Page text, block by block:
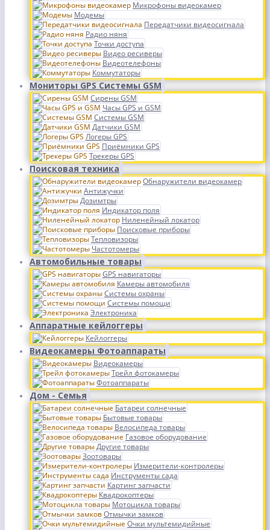
Микрофоны видеокамер
Модемы
Передатчики видеосигнала
Радио няня
Точки доступа
Видео ресиверы
Видеотелефоны
Коммутаторы
Мониторы GPS Системы GSM
Сирены GSM
Часы GPS и GSM
Системы GSM
Датчики GSM
Логеры GPS
Приёмники GPS
Трекеры GPS
Поисковая техника
Обнаружители видеокамер
Антижучки
Дозимтры
Индикатор поля
Ниленейный локатор
Поисковые приборы
Тепловизоры
Частотомеры
Автомобильные товары
GPS навигаторы
Камеры автомобиля
Системы охраны
Системы помощи
Электроника
Аппаратные кейлоггеры
Кейлоггеры
Видеокамеры Фотоаппараты
Видеокамеры
Трейл фотокамеры
Фотоаппараты
Дом - Семья
Батареи солнечные
Бытовые товары
Велосипеда товары
Газовое оборудование
Другие товары
Зоотовары
Измерители-контролеры
Инструменты сада
Картинг запчасти
Квадрокоптеры
Мотоцикла товары
Отмычки замков
Очки мультемидийные